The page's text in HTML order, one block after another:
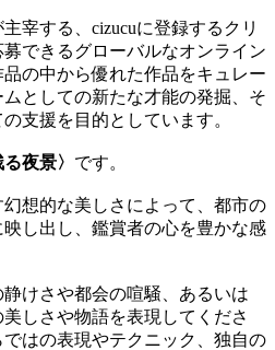
主宰する、cizucuに登録するクリ
できるグローバルなオンライン
の中から優れた作品をキュレー
としての新たな才能の発掘、そ
支援を目的としています。
る夜景〉 です。
想的な美しさによって、都市の
し出し、鑑賞者の心を豊かな感
けさや都会の喧騒、あるいは
しさや物語を表現してくださ
はの表現やテクニック、独自の